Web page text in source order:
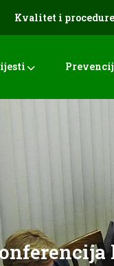
Kvalitet i procedure